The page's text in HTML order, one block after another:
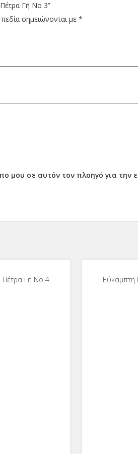
Γή No 3”
σημειώνονται με *
μου σε αυτόν τον πλοηγό για
Πέτρα Γή No 4 Εύκαμπτη